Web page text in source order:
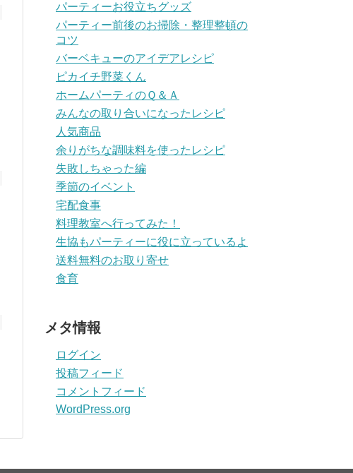
パーティーお役立ちグッズ
パーティー前後のお掃除・整理整頓の
コツ
バーベキューのアイデアレシピ
ピカイチ野菜くん
ホームパーティのＱ＆Ａ
みんなの取り合いになったレシピ
人気商品
余りがちな調味料を使ったレシピ
失敗しちゃった編
季節のイベント
宅配食事
料理教室へ行ってみた！
生協もパーティーに役に立っているよ
送料無料のお取り寄せ
食育
メタ情報
ログイン
投稿フィード
コメントフィード
WordPress.org